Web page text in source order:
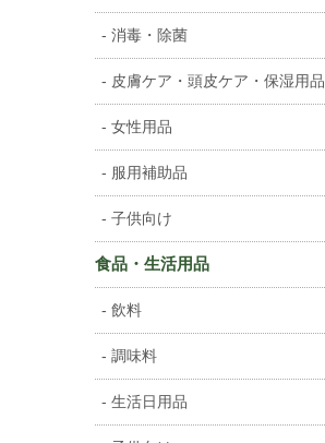
消毒・除菌
皮膚ケア・頭皮ケア・保湿用品
女性用品
服用補助品
子供向け
食品・生活用品
飲料
調味料
生活日用品